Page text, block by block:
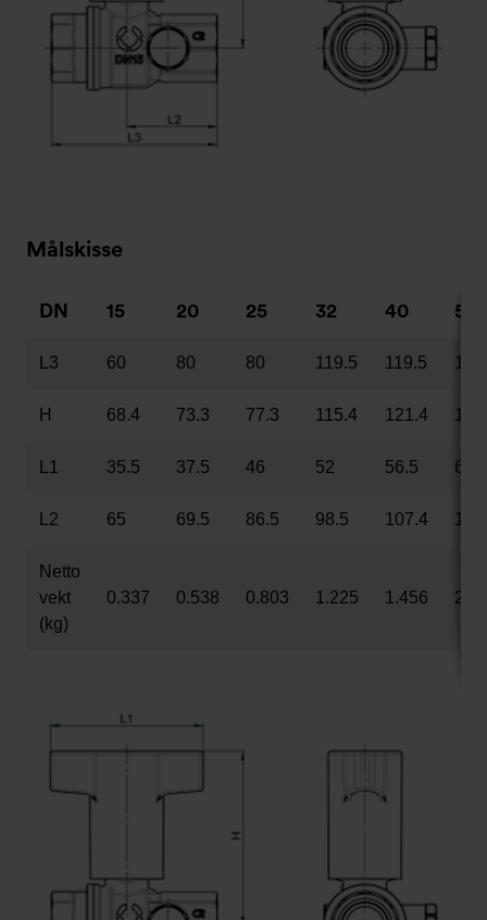
Målskisse
DN 15 20 25 32 40 50
L3 60 80 80 119.5 119.5
H 68.4 73.3 77.3 115.4 121.4
L1 35.5 37.5 46 52 56.5 65.5
L2 65 69.5 86.5 98.5 107.4 126
Netto
vekt
(kg)
0.337 0.538 0.803 1.225 1.456 2.44